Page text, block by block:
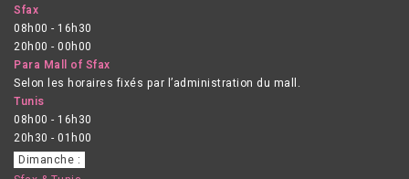
Sfax
08h00 - 16h30
20h00 - 00h00
Para Mall of Sfax
Selon les horaires fixés par l’administration du mall.
Tunis
08h00 - 16h30
20h30 - 01h00
Dimanche :